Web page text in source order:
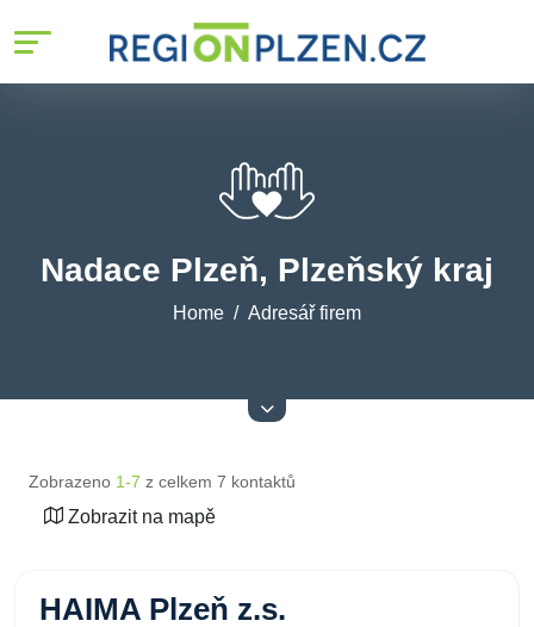
Nadace Plzeň, Plzeňský kraj
Home Adresář firem
Zobrazeno 1-7 z celkem 7 kontaktů
Zobrazit na mapě
HAIMA Plzeň z.s.